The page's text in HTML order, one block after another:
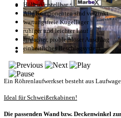
Höhenverstellbar
Alle Komponenten sind verzinkt
wartungsfreie Kugellager
ruhiger und leichter Lauf
einfacher, problemloser Anschlag
einheitliches Beschlagsystem
Ein Röhrenlaufwerkset besteht aus
Ideal für Schweißerkabinen!
Die passenden Wand bzw. Deckenwinkel